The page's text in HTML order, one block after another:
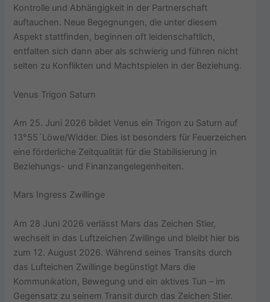
Kontrolle und Abhängigkeit in der Partnerschaft
auftauchen. Neue Begegnungen, die unter diesem
Aspekt stattfinden, beginnen oft leidenschaftlich,
entfalten sich dann aber als schwierig und führen nicht
selten zu Konflikten und Machtspielen in der Beziehung.
Venus Trigon Saturn
Am 25. Juni 2026 bildet Venus ein Trigon zu Saturn auf
13°55´Löwe/Widder. Dies ist besonders für Feuerzeichen
eine förderliche Zeitqualität für die Stabilisierung in
Beziehungs- und Finanzangelegenheiten.
Mars Ingress Zwillinge
Am 28 Juni 2026 verlässt Mars das Zeichen Stier,
wechselt in das Luftzeichen Zwillinge und bleibt hier bis
zum 12. August 2026. Während seines Transits durch
das Lufteichen Zwillinge begünstigt Mars die
Kommunikation, Bewegung und ein aktives Tun – im
Gegensatz zu seinem Transit durch das Zeichen Stier.